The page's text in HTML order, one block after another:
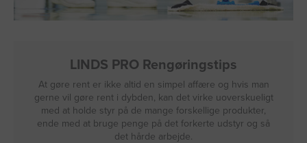
LINDS PRO Rengøringstips
At gøre rent er ikke altid en simpel affære og hvis man
gerne vil gøre rent i dybden, kan det virke uoverskueligt
med at holde styr på de mange forskellige produkter,
ende med at bruge penge på det forkerte udstyr og så
det hårde arbejde.